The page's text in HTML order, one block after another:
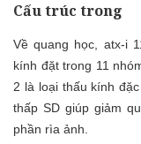
Cấu trúc trong
Về quang học, atx-i
kính đặt trong 11
2 là loại thấu kính
thấp SD giúp giảm
phần rìa ảnh.